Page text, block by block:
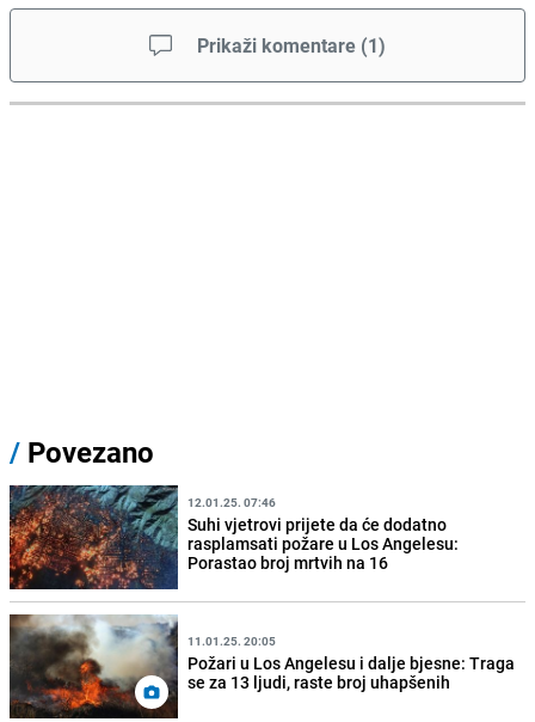
Prikaži komentare (1)
/ Povezano
12.01.25. 07:46
Suhi vjetrovi prijete da će dodatno
rasplamsati požare u Los Angelesu:
Porastao broj mrtvih na 16
11.01.25. 20:05
Požari u Los Angelesu i dalje bjesne: Traga
se za 13 ljudi, raste broj uhapšenih